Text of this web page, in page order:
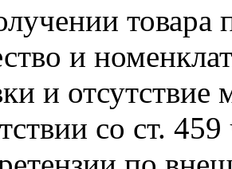
товара
и
и
со ст.